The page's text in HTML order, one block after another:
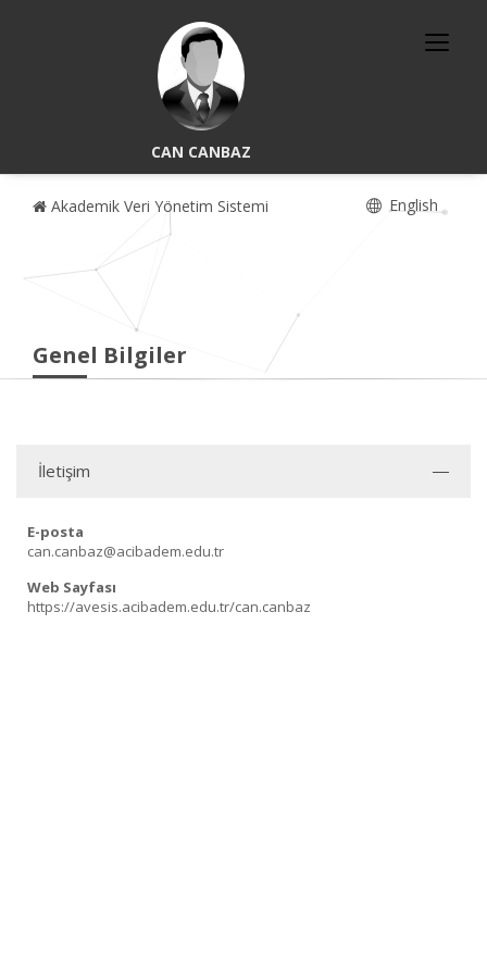
CAN CANBAZ
Akademik Veri Yönetim Sistemi English
Genel Bilgiler
İletişim
E-posta
can.canbaz@acibadem.edu.tr
Web Sayfası
https://avesis.acibadem.edu.tr/can.canbaz